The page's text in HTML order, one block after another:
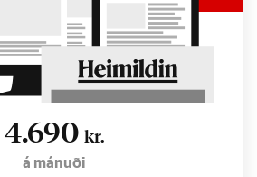
4.690 kr.
á mánuði